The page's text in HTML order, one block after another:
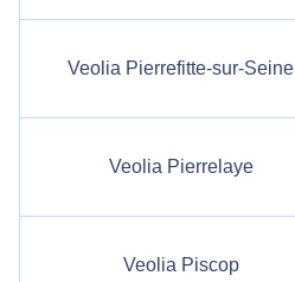
Veolia Pierrefitte-sur-Seine
Veolia Pierrelaye
Veolia Piscop